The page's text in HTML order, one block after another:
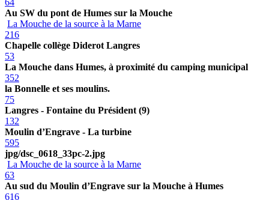
Au SW du pont de Humes sur la Mouche
La Mouche de la source à la Marne
216
Chapelle collège Diderot Langres
53
La Mouche dans Humes, à proximité du camping municipal
352
la Bonnelle et ses moulins.
75
Langres - Fontaine du Président (9)
132
Moulin d’Engrave - La turbine
595
jpg/dsc_0618_33pc-2.jpg
La Mouche de la source à la Marne
63
Au sud du Moulin d’Engrave sur la Mouche à Humes
616